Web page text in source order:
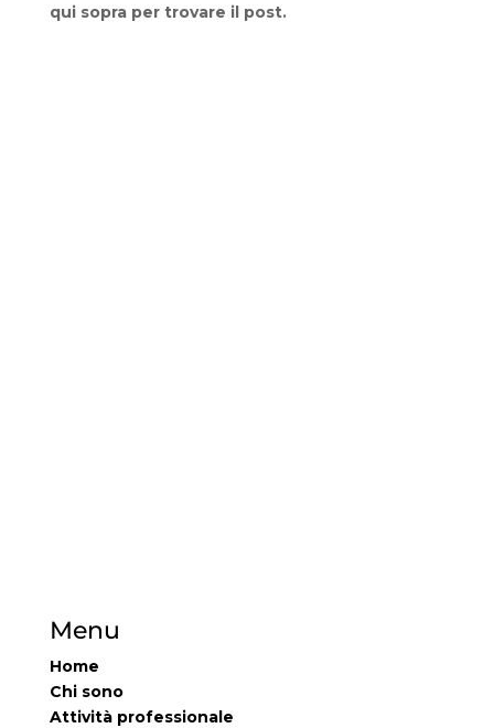
qui sopra per trovare il post.
Menu
Home
Chi sono
Attività professionale